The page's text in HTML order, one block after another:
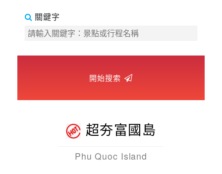
歐洲之旅
關鍵字
開始搜索
超夯富國島
Phu Quoc Island